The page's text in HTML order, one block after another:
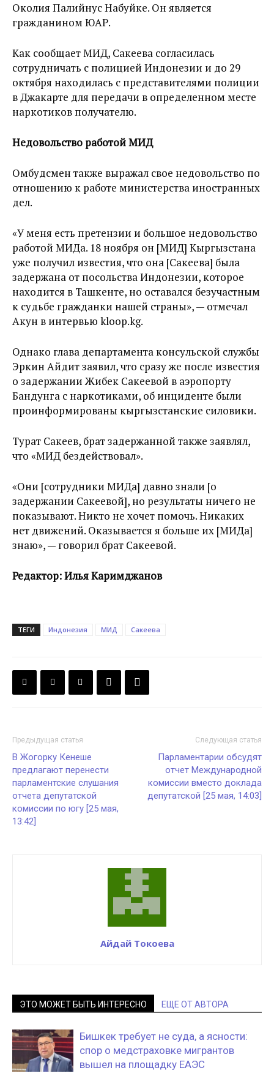
Околия Палийнус Набуйке. Он является
гражданином ЮАР.
Как сообщает МИД, Сакеева согласилась
сотрудничать с полицией Индонезии и до 29
октября находилась с представителями полиции
в Джакарте для передачи в определенном месте
наркотиков получателю.
Недовольство работой МИД
Омбудсмен также выражал свое недовольство по
отношению к работе министерства иностранных
дел.
«У меня есть претензии и большое недовольство
работой МИДа. 18 ноября он [МИД] Кыргызстана
уже получил известия, что она [Сакеева] была
задержана от посольства Индонезии, которое
находится в Ташкенте, но оставался безучастным
к судьбе гражданки нашей страны», — отмечал
Акун в интервью kloop.kg.
Однако глава департамента консульской службы
Эркин Айдит заявил, что сразу же после известия
о задержании Жибек Сакеевой в аэропорту
Бандунга с наркотиками, об инциденте были
проинформированы кыргызстанские силовики.
Турат Сакеев, брат задержанной также заявлял,
что «МИД бездействовал».
«Они [сотрудники МИДа] давно знали [о
задержании Сакеевой], но результаты ничего не
показывают. Никто не хочет помочь. Никаких
нет движений. Оказывается я больше их [МИДа]
знаю», — говорил брат Сакеевой.
Редактор: Илья Каримджанов
ТЕГИ Индонезия МИД Сакеева
Предыдущая статья
В Жогорку Кенеше
предлагают перенести
парламентские слушания
отчета депутатской
комиссии по югу [25 мая,
13:42]
Следующая статья
Парламентарии обсудят
отчет Международной
комиссии вместо доклада
депутатской [25 мая, 14:03]
Айдай Токоева
ЭТО МОЖЕТ БЫТЬ ИНТЕРЕСНО ЕЩЕ ОТ АВТОРА
Бишкек требует не суда, а ясности:
спор о медстраховке мигрантов
вышел на площадку ЕАЭС